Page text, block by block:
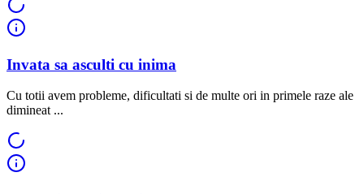
Invata sa asculti cu inima
Cu totii avem probleme, dificultati si de multe ori in primele raze ale
dimineat ...